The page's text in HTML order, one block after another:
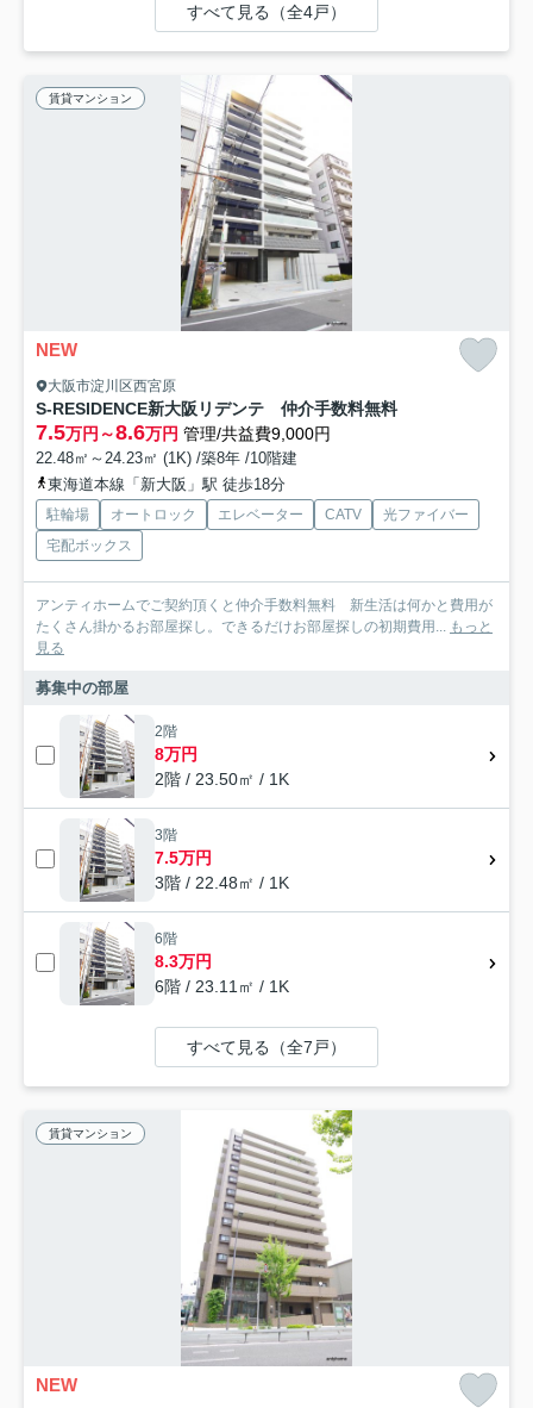
すべて見る（全4戸）
賃貸マンション
NEW
大阪市淀川区西宮原
S-RESIDENCE新大阪リデンテ 仲介手数料無料
7.5万円～8.6万円 管理/共益費9,000円
22.48㎡～24.23㎡ (1K) /築8年 /10階建
東海道本線「新大阪」駅 徒歩18分
駐輪場 オートロック エレベーター CATV
光ファイバー
宅配ボックス
アンティホームでご契約頂くと仲介手数料無料 新生活は何かと費用が
たくさん掛かるお部屋探し。できるだけお部屋探しの初期費用...
もっと
見る
募集中の部屋
2階
8万円
2階 / 23.50㎡ / 1K
3階
7.5万円
3階 / 22.48㎡ / 1K
6階
8.3万円
6階 / 23.11㎡ / 1K
すべて見る（全7戸）
賃貸マンション
NEW